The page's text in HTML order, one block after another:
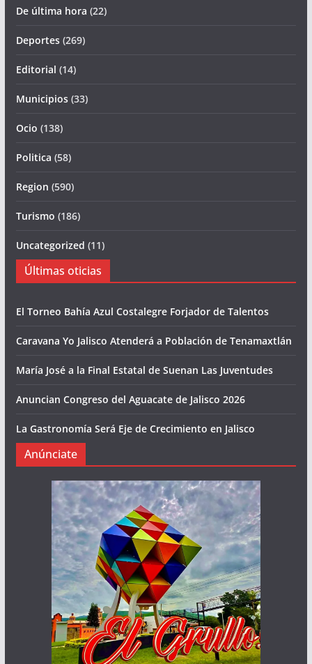
De última hora (22)
Deportes(269)
Editorial (14)
Municipios(33)
Ocio (138)
Politica (58)
Region (590)
Turismo (186)
Uncategorized (11)
Últimas oticias
El Torneo Bahía Azul Costalegre Forjador de Talentos
Caravana Yo Jalisco Atenderá a Población de Tenamaxtlán
María José a la Final Estatal de Suenan Las Juventudes
Anuncian Congreso del Aguacate de Jalisco 2026
La Gastronomía Será Eje de Crecimiento en Jalisco
Anúnciate